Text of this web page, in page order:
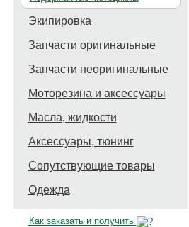
Экипировка
Запчасти оригинальные
Запчасти неоригинальные
Моторезина и аксессуары
Масла, жидкости
Аксессуары, тюнинг
Сопутствующие товары
Одежда
Как заказать и получить